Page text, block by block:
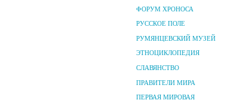
ФОРУМ ХРОНОСА
РУССКОЕ ПОЛЕ
РУМЯНЦЕВСКИЙ МУЗЕЙ
ЭТНОЦИКЛОПЕДИЯ
СЛАВЯНСТВО
ПРАВИТЕЛИ МИРА
ПЕРВАЯ МИРОВАЯ